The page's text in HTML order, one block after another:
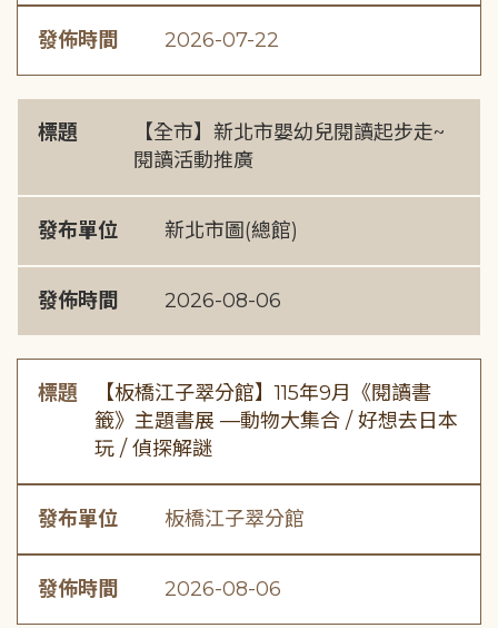
發佈時間 2026-07-22
標題
【全市】新北市嬰幼兒閱讀起步走~
閱讀活動推廣
發布單位 新北市圖(總館)
發佈時間 2026-08-06
標題
【板橋江子翠分館】115年9月《閱讀書
籤》主題書展 —動物大集合 / 好想去日本
玩 / 偵探解謎
發布單位 板橋江子翠分館
發佈時間 2026-08-06